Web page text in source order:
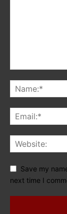
Save my
next time I